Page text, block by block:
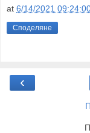
at 6/14/2021
Споделяне
‹